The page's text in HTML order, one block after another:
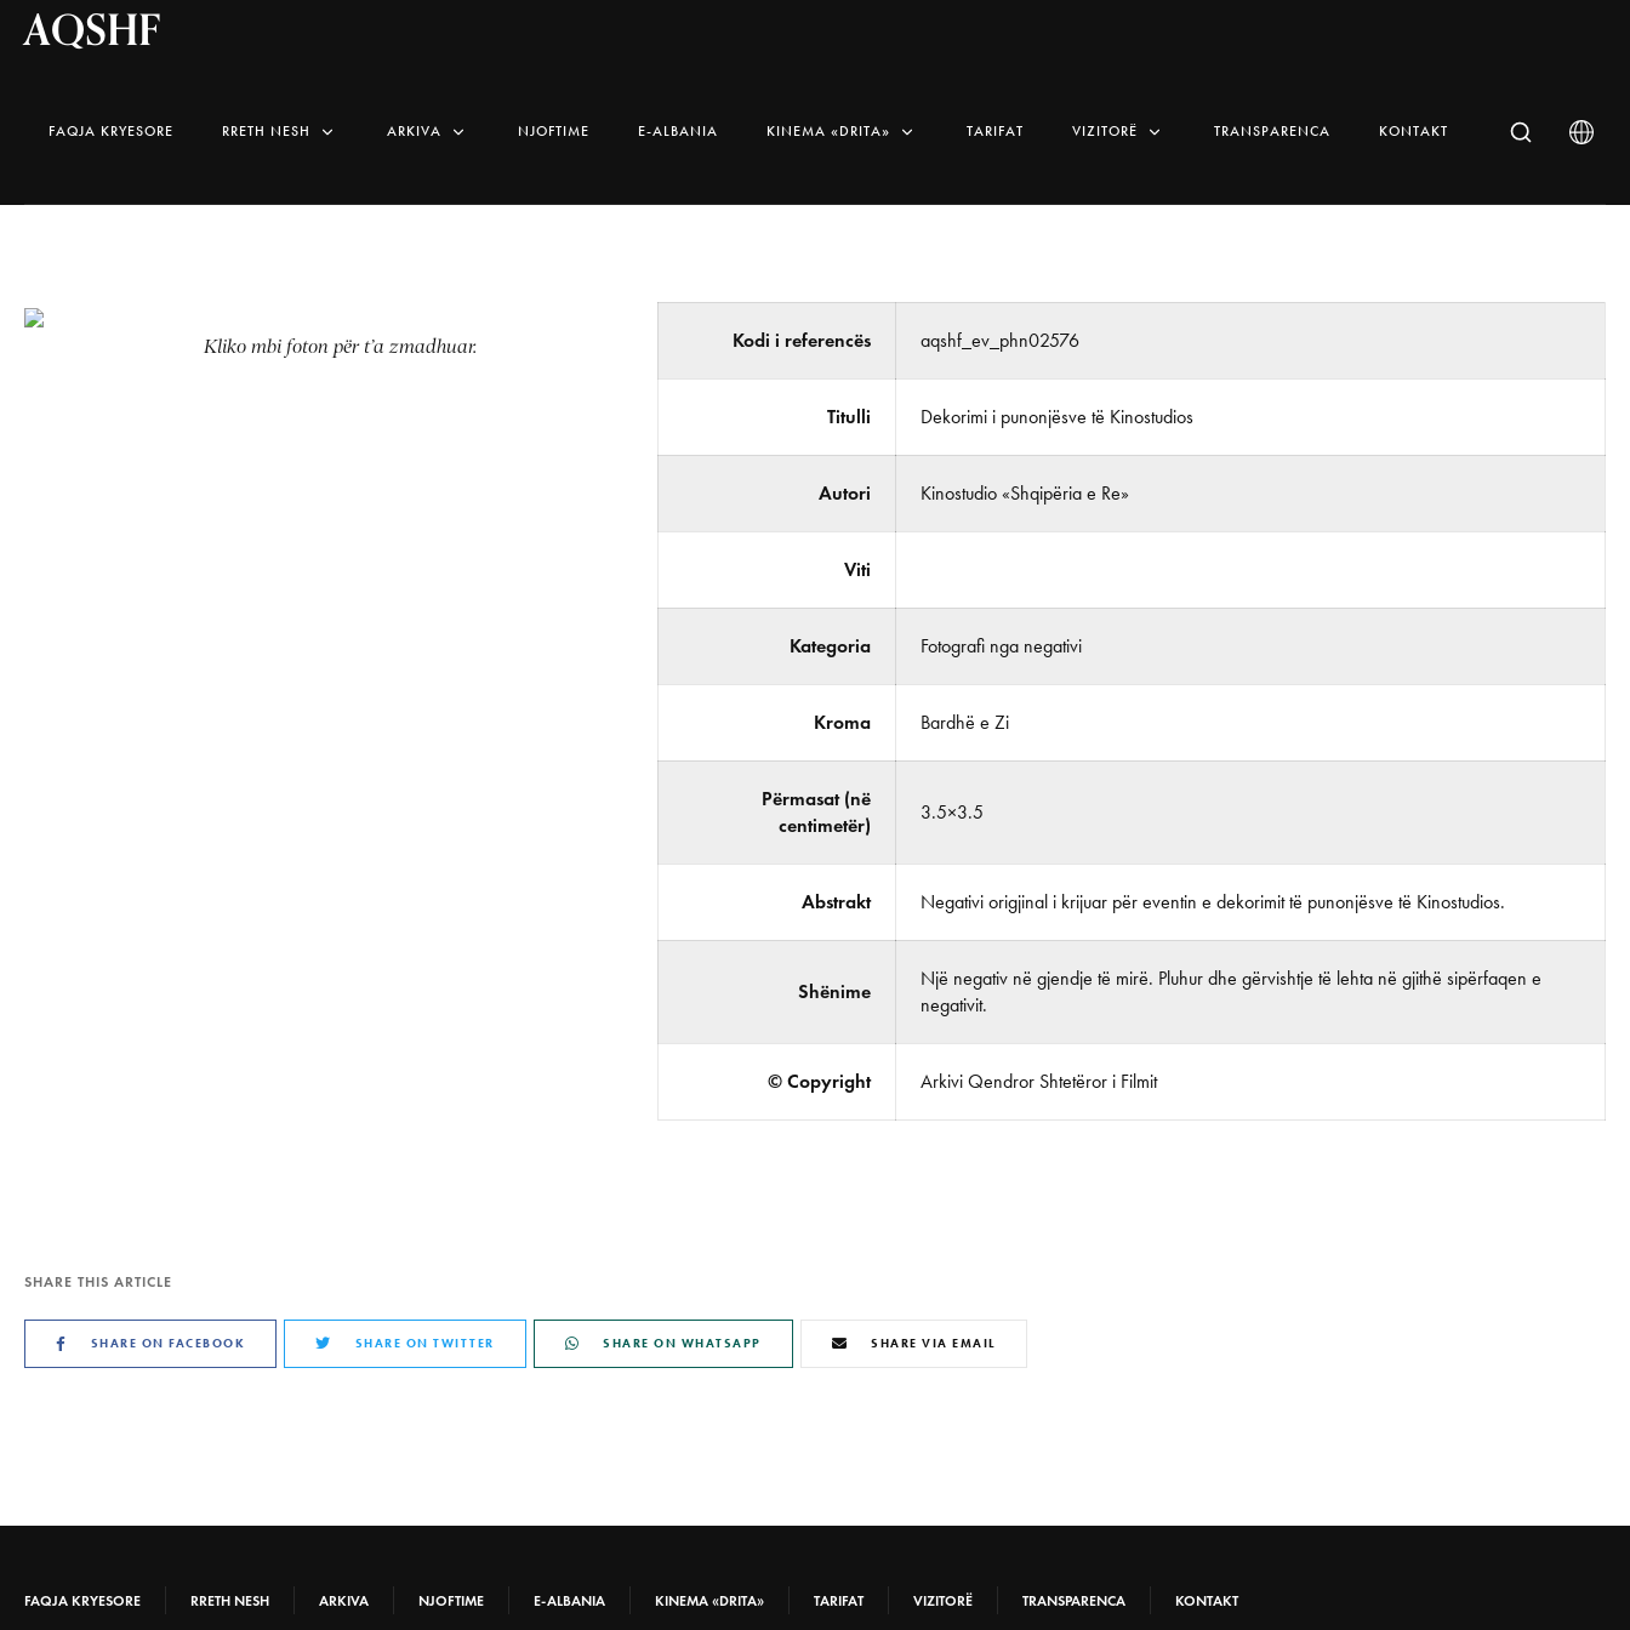
AQSHF
FAQJA KRYESORE RRETH NESH ARKIVA NJOFTIME E-ALBANIA KINEMA «DRITA» TARIFAT VIZITORË TRANSPARENCA KONTAKT
Kliko mbi foton për t’a zmadhuar. Kodi i referencës aqshf_ev_phn02576
Titulli Dekorimi i punonjësve të Kinostudios
Autori Kinostudio «Shqipëria e Re»
Viti
Kategoria Fotografi nga negativi
Kroma Bardhë e Zi
Përmasat (në
centimetër)
3.5×3.5
Abstrakt Negativi origjinal i krijuar për eventin e dekorimit të punonjësve të Kinostudios.
Shënime
Një negativ në gjendje të mirë. Pluhur dhe gërvishtje të lehta në gjithë sipërfaqen e
negativit.
© Copyright Arkivi Qendror Shtetëror i Filmit
SHARE THIS ARTICLE
SHARE ON FACEBOOK SHARE ON TWITTER SHARE ON WHATSAPP SHARE VIA EMAIL
FAQJA KRYESORE RRETH NESH ARKIVA NJOFTIME E-ALBANIA KINEMA «DRITA» TARIFAT VIZITORË TRANSPARENCA KONTAKT